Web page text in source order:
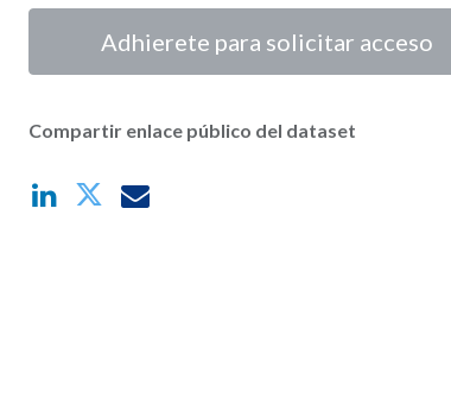
Adhierete para solicitar acceso
Compartir enlace público del dataset